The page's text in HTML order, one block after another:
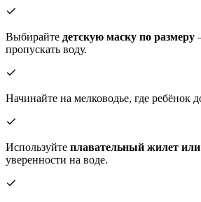
Выбирайте детскую маску по размеру
пропускать воду.
Начинайте на мелководье, где ребёнок
Используйте плавательный жилет
уверенности на воде.